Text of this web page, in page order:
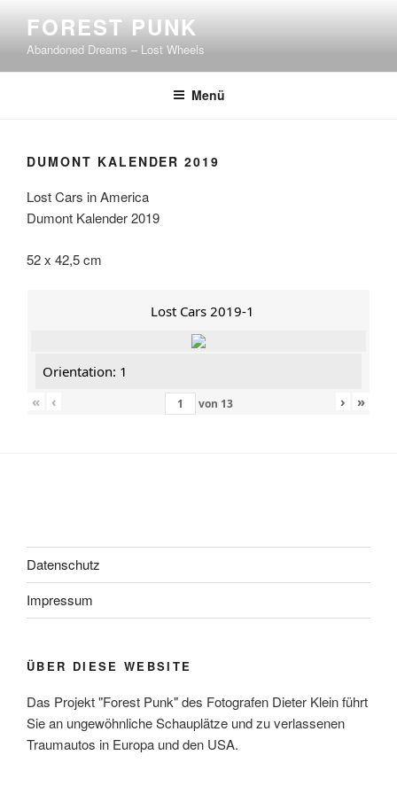
springen
FOREST PUNK
Abandoned Dreams – Lost Wheels
Menü
DUMONT KALENDER 2019
Lost Cars in America
Dumont Kalender 2019
52 x 42,5 cm
Lost Cars 2019-1
Orientation: 1
«
‹ von 13 › »
Datenschutz
Impressum
ÜBER DIESE WEBSITE
Das Projekt "Forest Punk" des Fotografen Dieter Klein führt
Sie an ungewöhnliche Schauplätze und zu verlassenen
Traumautos in Europa und den USA.